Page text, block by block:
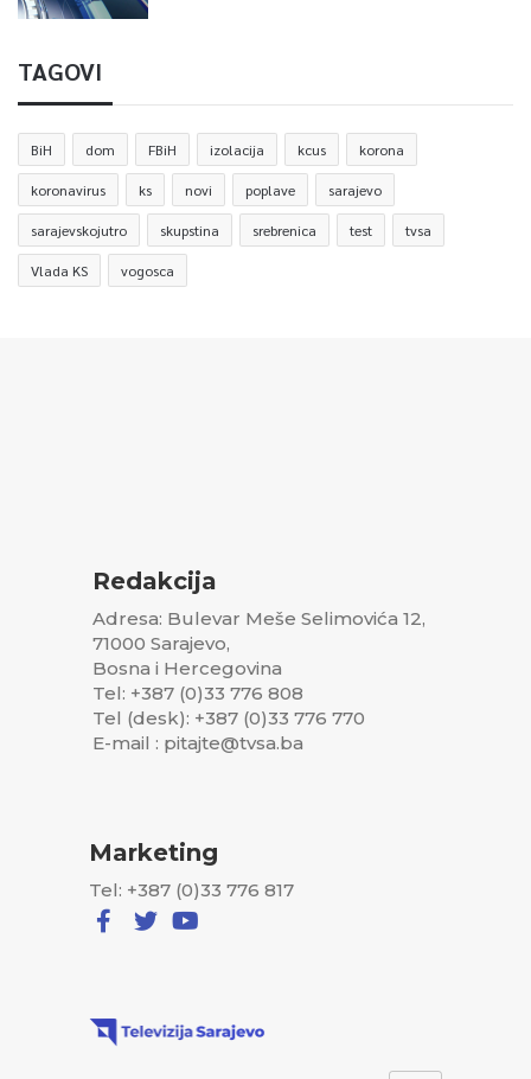
TAGOVI
BiH dom FBiH izolacija kcus korona
koronavirus ks novi poplave sarajevo
sarajevskojutro skupstina srebrenica test tvsa
Vlada KS vogosca
Redakcija
Adresa: Bulevar Meše Selimovića 12,
71000 Sarajevo,
Bosna i Hercegovina
Tel: +387 (0)33 776 808
Tel (desk): +387 (0)33 776 770
E-mail : pitajte@tvsa.ba
Marketing
Tel: +387 (0)33 776 817